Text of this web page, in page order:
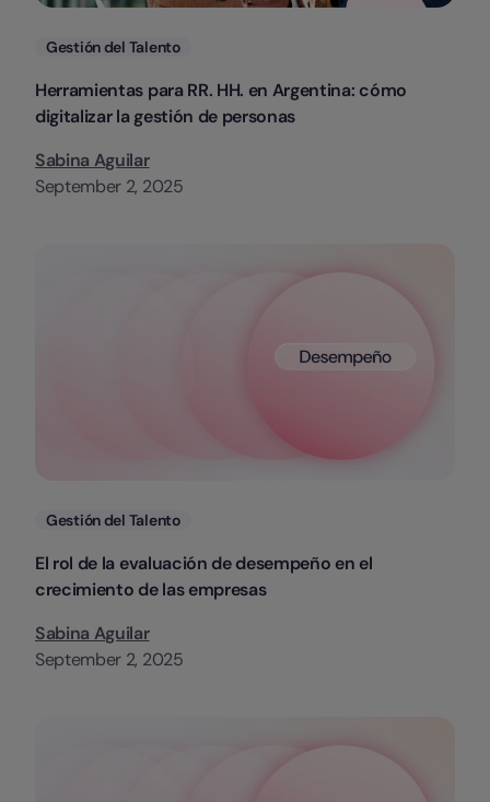
Categorias
Gestión del Talento
Herramientas para RR. HH. en Argentina: cómo
digitalizar la gestión de personas
Sabina Aguilar
September 2, 2025
Categorias
Gestión del Talento
El rol de la evaluación de desempeño en el
crecimiento de las empresas
Sabina Aguilar
September 2, 2025